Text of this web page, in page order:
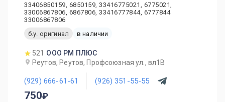
33406850159, 6850159, 33416775021, 6775021,
33006867806, 6867806, 33416777844, 6777844
33006867806
б.у. оригинал
в наличии
521 ООО РМ ПЛЮС
Реутов, Реутов, Профсоюзная ул., вл1В
(929) 666-61-61 (926) 351-55-55
750